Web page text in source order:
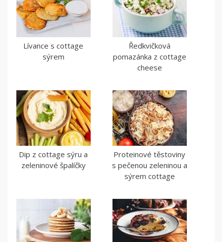
Lívance s cottage
sýrem
Ředkvičková
pomazánka z cottage
cheese
Dip z cottage sýru a
zeleninové špalíčky
Proteinové těstoviny
s pečenou zeleninou a
sýrem cottage